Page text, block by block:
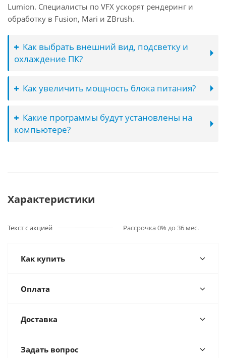
Lumion. Специалисты по VFX ускорят рендеринг и
обработку в Fusion, Mari и ZBrush.
Как выбрать внешний вид, подсветку и
охлаждение ПК?
Как увеличить мощность блока питания?
Какие программы будут установлены на
компьютере?
Характеристики
Текст с акцией Рассрочка 0% до 36 мес.
Как купить
Оплата
Доставка
Задать вопрос